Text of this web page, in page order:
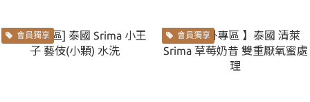
會員獨享 會員獨享